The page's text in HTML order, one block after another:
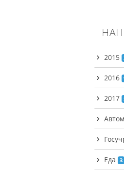
2015
2016
2017
Еда 3